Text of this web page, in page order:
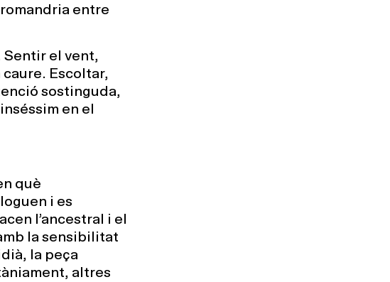
entre
Sentir el vent,
caure. Escoltar,
sostinguda,
en el
què
i es
l’ancestral i el
la sensibilitat
la peça
altres